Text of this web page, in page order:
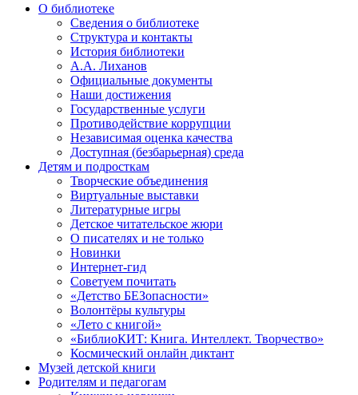
О библиотеке
Сведения о библиотеке
Структура и контакты
История библиотеки
А.А. Лиханов
Официальные документы
Наши достижения
Государственные услуги
Противодействие коррупции
Независимая оценка качества
Доступная (безбарьерная) среда
Детям и подросткам
Творческие объединения
Виртуальные выставки
Литературные игры
Детское читательское жюри
О писателях и не только
Новинки
Интернет-гид
Советуем почитать
«Детство БЕЗопасности»
Волонтёры культуры
«Лето с книгой»
«БиблиоКИТ: Книга. Интеллект. Творчество»
Космический онлайн диктант
Музей детской книги
Родителям и педагогам